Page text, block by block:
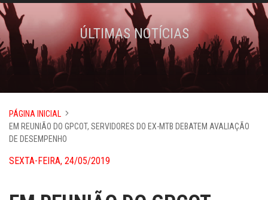
ÚLTIMAS NOTÍCIAS
PÁGINA INICIAL
EM REUNIÃO DO GPCOT, SERVIDORES DO EX-MTB DEBATEM AVALIAÇÃO
DE DESEMPENHO
SEXTA-FEIRA, 24/05/2019